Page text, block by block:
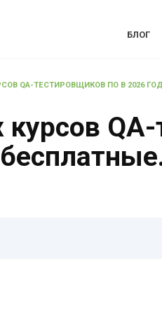
БЛОГ
QA-ТЕСТИРОВЩИКОВ ПО В 2026
курсов